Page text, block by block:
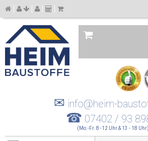
✉ info@heim-
☎ 07402 / 93
(Mo.-Fr. 8 -12 Uhr & 13 - 18 Uhr)